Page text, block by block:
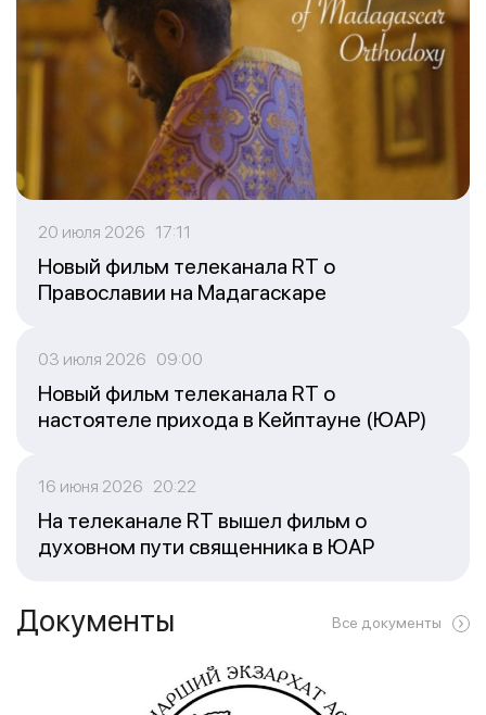
20 июля 2026 17:11
Новый фильм телеканала RT о
Православии на Мадагаскаре
03 июля 2026 09:00
Новый фильм телеканала RT о
настоятеле прихода в Кейптауне (ЮАР)
16 июня 2026 20:22
На телеканале RT вышел фильм о
духовном пути священника в ЮАР
Документы Все документы